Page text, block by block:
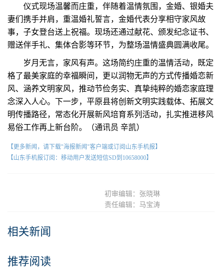
仪式现场温馨而庄重，伴随着温情氛围，金婚、银婚夫
妻们携手并肩，重温婚礼誓言，金婚代表分享相守家风故
事，子女登台送上祝福。现场还通过献花、颁发纪念证书、
赠送伴手礼、集体合影等环节，为整场温情盛典圆满收尾。
岁月无言，家风有声。这场简约庄重的温情活动，既定
格了最美家庭的幸福瞬间，更以润物无声的方式传播婚恋新
风、涵养文明家风，推动节俭务实、真挚纯粹的婚恋家庭理
念深入人心。下一步，平原县将创新文明实践载体、拓展文
明传播路径，常态化开展新风培育系列活动，扎实推进移风
易俗工作再上新台阶。（通讯员 辛凯）
【更多新闻，请下载"海报新闻"客户端或订阅山东手机报】
【山东手机报订阅：移动用户发送短信SD到10658000】
初审编辑：张晓琳
责任编辑：马宝涛
相关新闻
推荐阅读